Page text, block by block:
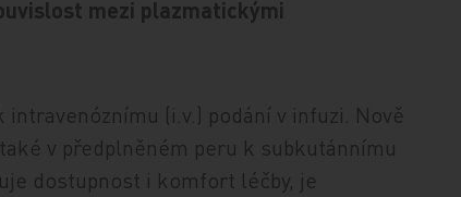
mezi plazmatickými
(i.v.) podání v infuzi. Nově
v předplněném peru k subkutánnímu
dostupnost i komfort léčby, je